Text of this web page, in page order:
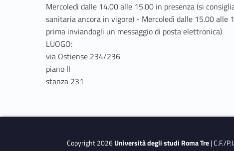
Mercoledì dalle 14.00 alle 15.00 in presenza (si
sanitaria ancora in vigore) - Mercoledì dalle 15.00
prima inviandogli un messaggio di posta elettronica)
LUOGO:
via Ostiense 234/236
piano II
stanza 231
Copyright 2026Università degli studi Roma Tre| C.F./